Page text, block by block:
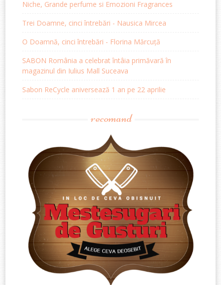
Niche, Grande perfume si Emozioni Fragrances
Trei Doamne, cinci întrebări - Nausica Mircea
O Doamnă, cinci întrebări - Florina Mărcuță
SABON România a celebrat întâia primăvară în
magazinul din Iulius Mall Suceava
Sabon ReCycle aniversează 1 an pe 22 aprilie
recomand